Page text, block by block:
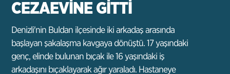
CEZAEVİNE GİTTİ
Denizli'nin Buldan ilçesinde iki arkadaş arasında
başlayan şakalaşma kavgaya dönüştü. 17 yaşındaki
genç, elinde bulunan bıçak ile 16 yaşındaki iş
arkadaşını bıçaklayarak ağır yaraladı. Hastaneye